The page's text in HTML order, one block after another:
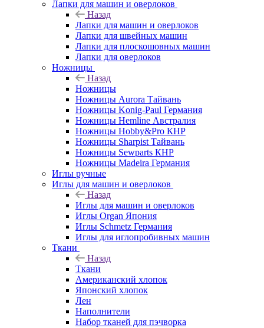
Лапки для машин и оверлоков
Назад
Лапки для машин и оверлоков
Лапки для швейных машин
Лапки для плоскошовных машин
Лапки для оверлоков
Ножницы
Назад
Ножницы
Ножницы Aurora Тайвань
Ножницы Konig-Paul Германия
Ножницы Hemline Австралия
Ножницы Hobby&Pro КНР
Ножницы Sharpist Тайвань
Ножницы Sewparts КНР
Ножницы Madeira Германия
Иглы ручные
Иглы для машин и оверлоков
Назад
Иглы для машин и оверлоков
Иглы Organ Япония
Иглы Schmetz Германия
Иглы для иглопробивных машин
Ткани
Назад
Ткани
Американский хлопок
Японский хлопок
Лен
Наполнители
Набор тканей для пэчворка